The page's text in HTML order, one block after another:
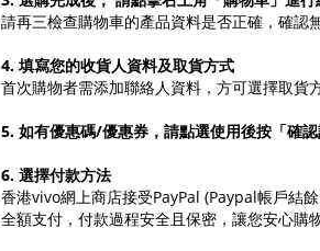
請再三檢查購物車的產品資料是否正確，確認
4. 填寫您的收貨人資料及取貨方式
首次購物者需添加聯絡人資料，方可選擇取貨
5. 如有優惠碼/優惠券，請點選使用後按「確認
6. 選擇付款方法
香港vivo網上商店接受PayPal (Paypal帳戶結
全額支付，付款過程安全且保密，讓您安心購物